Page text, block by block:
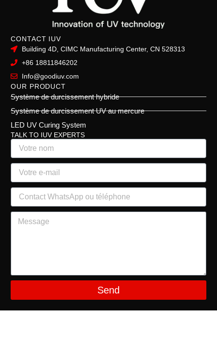
CONTACT IUV
Building 4D, CIMC Manufacturing Center, CN 528313
+86 18811846202
Info@goodiuv.com
OUR PRODUCT
Système de durcissement hybride
Système de durcissement UV au mercure
LED UV Curing System
TALK TO IUV EXPERTS
Send